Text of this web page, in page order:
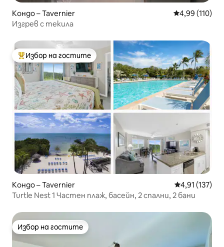
Кондо – Tavernier Средна
4,99 (110)
Изгрев с текила
Най-популярен избор на гостите
Избор на гостите
Кондо – Tavernier Средна
4,91 (137)
Turtle Nest 1 Частен плаж, басейн, 2 спални, 2 бани
Избор на гостите
Избор на гостите